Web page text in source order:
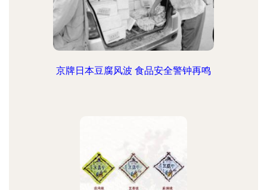
京牌日本豆腐风波 食品安全警钟再鸣